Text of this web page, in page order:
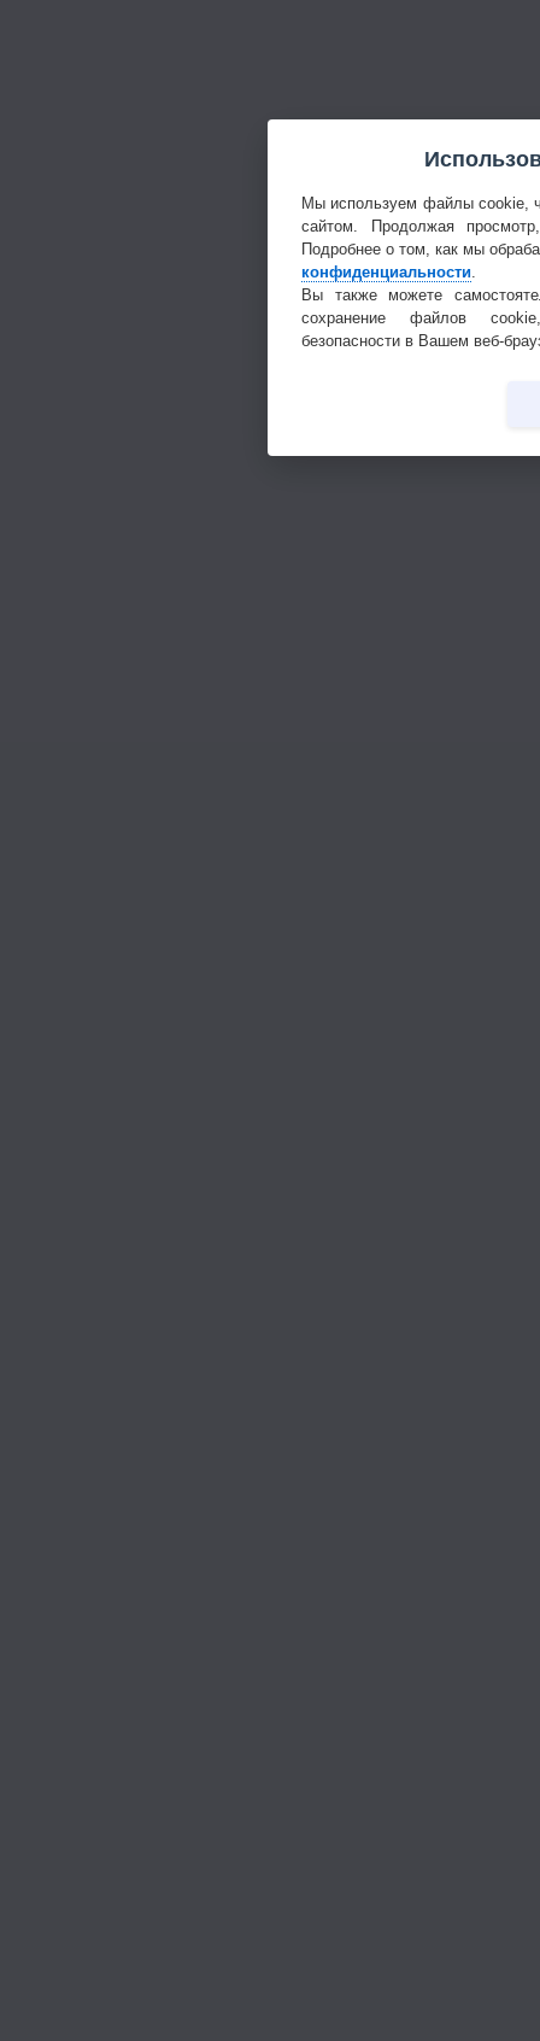
Мы используем файлы cookie,
сайтом. Продолжая
Подробнее о том, как мы
конфиденциальности
Вы также можете
сохранение файлов
безопасности в Вашем веб-